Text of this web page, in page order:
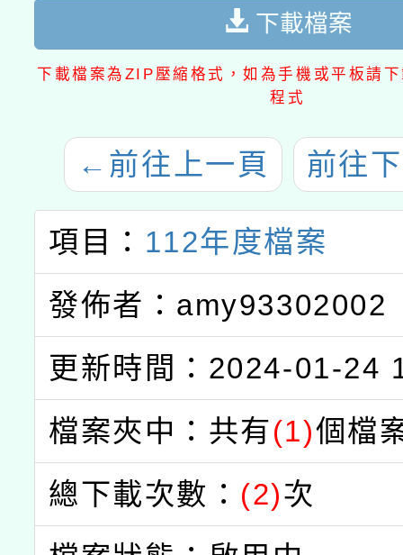
下載檔案
下載檔案為ZIP壓縮格式，如為手機或平板請
程式
← 前往上一頁 前往
項目： 112年度檔案
發佈者：amy93302002
更新時間：2024-01-24
檔案夾中：共有(1)個檔
總下載次數： (2)次